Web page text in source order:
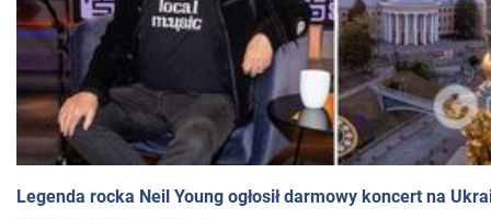
Legenda rocka Neil Young ogłosił darmowy koncert na